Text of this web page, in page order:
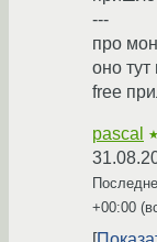
---
про
оно тут
free
pascal
+00:00